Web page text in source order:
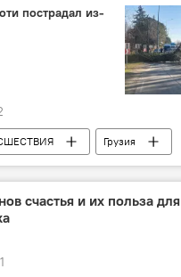
пострадал из-
Грузия
счастья и их польза для